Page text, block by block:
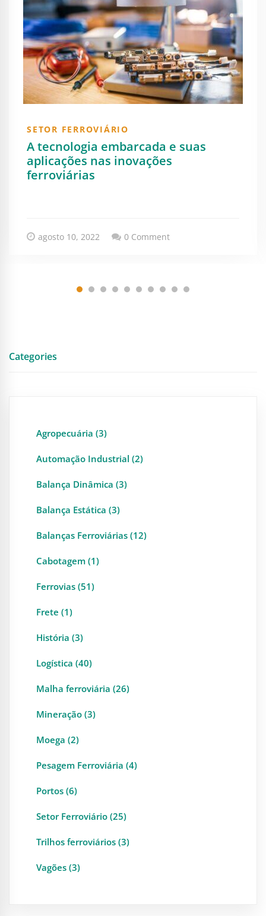
Categories
Agropecuária (3)
Automação Industrial (2)
Balança Dinâmica (3)
Balança Estática (3)
Balanças Ferroviárias (12)
Cabotagem (1)
Ferrovias (51)
Frete (1)
História (3)
Logística (40)
Malha ferroviária (26)
Mineração (3)
Moega (2)
Pesagem Ferroviária (4)
Portos (6)
Setor Ferroviário (25)
Trilhos ferroviários (3)
Vagões (3)
SETOR FERROVIÁRIO
A tecnologia embarcada e suas
aplicações nas inovações
ferroviárias
agosto 10, 2022 0 Comment